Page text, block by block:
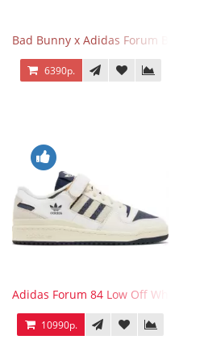
Bad Bunny x Adidas Forum Buckle
6390р.
Adidas Forum 84 Low Off White
10990р.